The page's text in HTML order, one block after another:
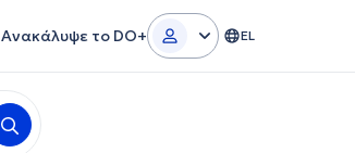
Ανακάλυψε το DO+ EL